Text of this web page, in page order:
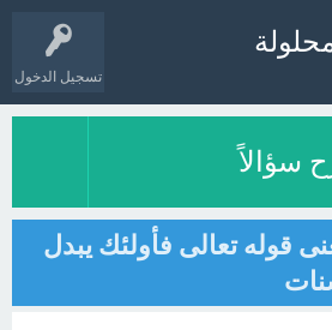
تسجيل الدخول
سؤالاً
قوله تعالى فأولئك يبدل